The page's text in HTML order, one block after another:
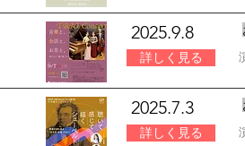
2025.9.8
詳しく見る
2025.7.3
詳しく見る